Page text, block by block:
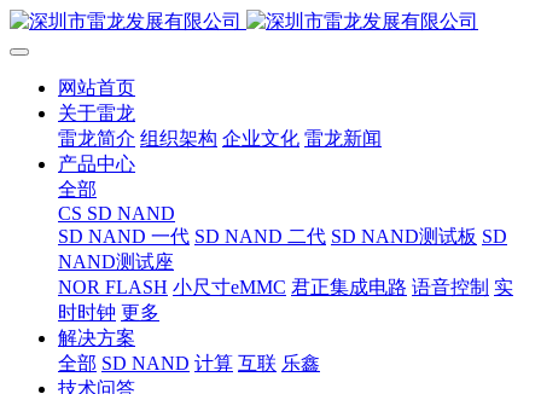
网站首页
关于雷龙
雷龙简介 组织架构 企业文化 雷龙新闻
产品中心
全部
CS SD NAND
SD NAND 一代 SD NAND 二代 SD NAND测试板 SD
NAND测试座
NOR FLASH 小尺寸eMMC 君正集成电路 语音控制 实
时时钟 更多
解决方案
全部 SD NAND 计算 互联 乐鑫
技术问答